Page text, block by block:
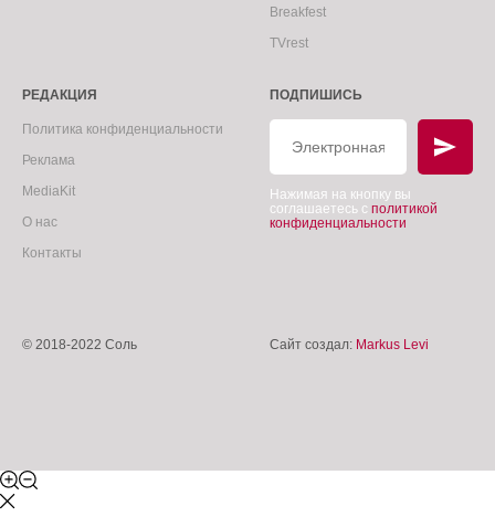
Breakfest
TVrest
РЕДАКЦИЯ
Политика конфиденциальности
Реклама
MediaKit
О нас
Контакты
ПОДПИШИСЬ
Нажимая на кнопку вы
соглашаетесь с политикой
конфиденциальности
© 2018-2022 Соль Сайт создал: Markus Levi